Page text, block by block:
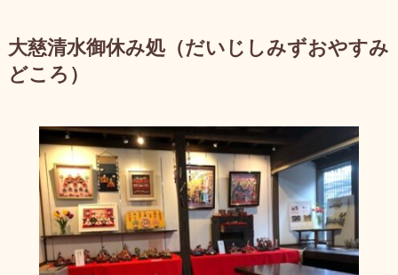
大慈清水御休み処（だいじしみずおやすみ
どころ）